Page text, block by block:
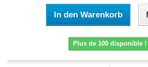
In den Warenkorb
Plus de 100 disponible !